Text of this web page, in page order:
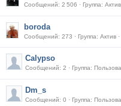
boroda
Сообщений: 273 · Группа: Актив ·
Calypso
Dm_s